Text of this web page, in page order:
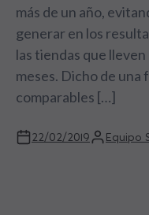
más de un año,
generar en los
las tiendas que
meses. Dicho de una
comparables […]
22/02/2019 Equipo